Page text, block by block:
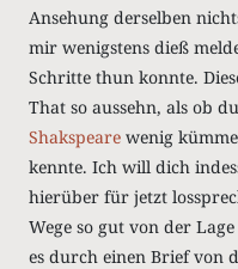
Ansehung derselben
mir wenigstens dieß
Schritte thun konnte.
That so aussehn, als ob
Shakspeare wenig
kennte. Ich will dich
hierüber für jetzt
Wege so gut von der
es durch einen Brief von